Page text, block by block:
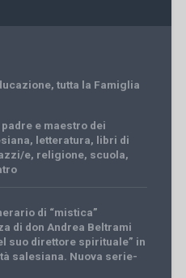
, tutta la Famiglia
padre e maestro dei
, letteratura, libri di
e, religione, scuola,
di “mistica”
di don Andrea Beltrami
suo direttore spirituale” in
salesiana. Nuova serie-